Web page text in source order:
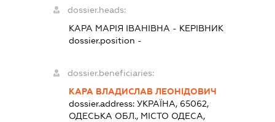
dossier.heads:
КАРА МАРІЯ ІВАНІВНА - КЕРІВНИК
dossier.position -
dossier.beneficiaries:
КАРА ВЛАДИСЛАВ ЛЕОНІДОВИЧ
dossier.address: УКРАЇНА, 65062,
ОДЕСЬКА ОБЛ., МІСТО ОДЕСА,